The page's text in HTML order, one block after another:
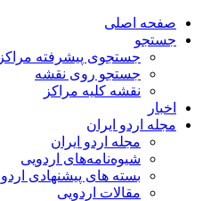
صفحه اصلی
جستجو
جستجوی پیشرفته مراکز
جستجو روی نقشه
نقشه کلیه مراکز
اخبار
مجله اردو ایران
مجله اردو ایران
شیوه‌نامه‌های اردویی
بسته های پیشنهادی اردو
مقالات اردویی